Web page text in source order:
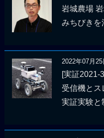
岩城農場
みちびきを
2022年07月25
[実証2021-
受信機とス
実証実験と